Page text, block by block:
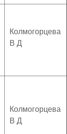
Колмогорцева
В Д
Колмогорцева
В Д